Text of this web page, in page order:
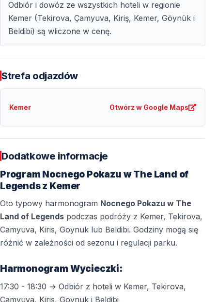
Odbiór i dowóz ze wszystkich hoteli w regionie
Kemer (Tekirova, Çamyuva, Kiriş, Kemer, Göynük i
Beldibi) są wliczone w cenę.
Strefa odjazdów
Kemer Otwórz w Google Maps
Dodatkowe informacje
Program Nocnego Pokazu w The Land of
Legends z Kemer
Oto typowy harmonogram Nocnego Pokazu w The
Land of Legends podczas podróży z Kemer, Tekirova,
Camyuva, Kiris, Goynuk lub Beldibi. Godziny mogą się
różnić w zależności od sezonu i regulacji parku.
Harmonogram Wycieczki:
17:30 - 18:30 → Odbiór z hoteli w Kemer, Tekirova,
Camyuva, Kiris, Goynuk i Beldibi